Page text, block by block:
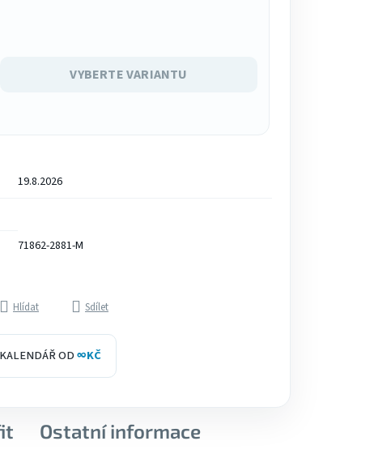
VYBERTE VARIANTU
19.8.2026
71862-2881-M
Hlídat Sdílet
OD∞KČ
Ostatní informace